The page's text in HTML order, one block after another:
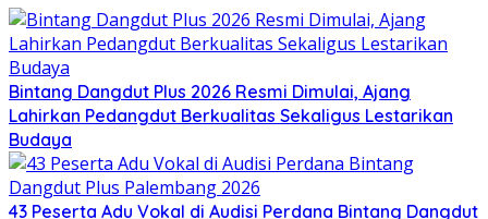
Bintang Dangdut Plus 2026 Resmi Dimulai, Ajang
Lahirkan Pedangdut Berkualitas Sekaligus Lestarikan
Budaya
43 Peserta Adu Vokal di Audisi Perdana Bintang Dangdut